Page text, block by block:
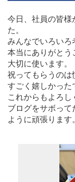
今日、社員の皆様
た。
みんなでいろいろ
本当にありがとう
大切に使います。
祝ってもらうのは
すごく嬉しかった
これからもよろし
ブログをサボっ
ように頑張ります。